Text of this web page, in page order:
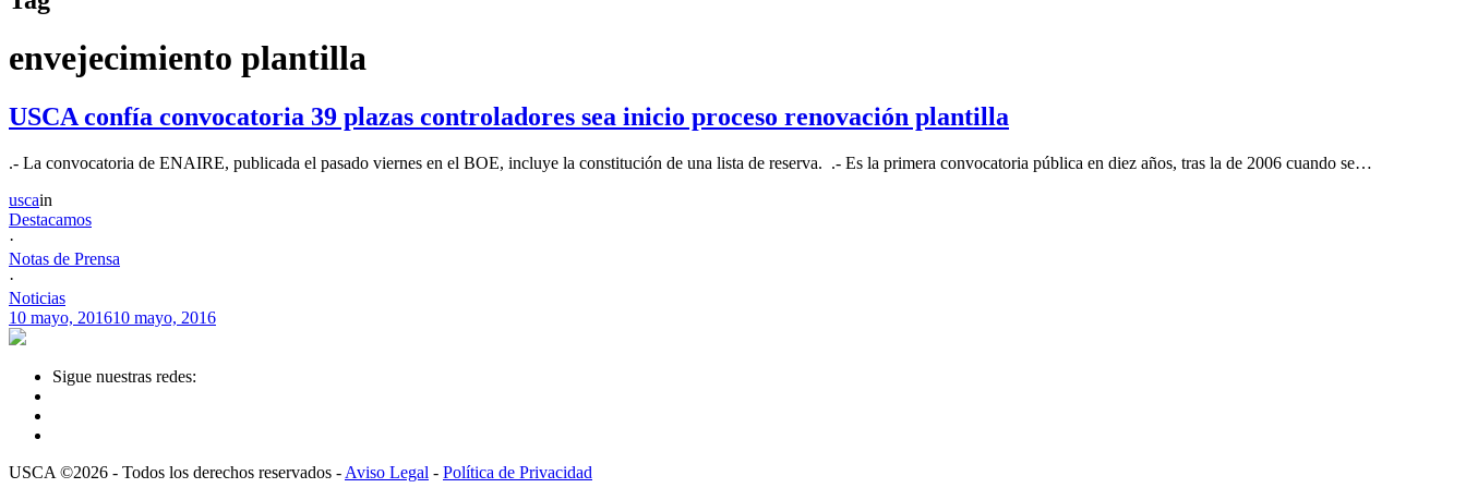
envejecimiento plantilla
USCA confía convocatoria 39 plazas controladores sea inicio proceso renovación plantilla
.- La convocatoria de ENAIRE, publicada el pasado viernes en el BOE, incluye la constitución de una lista de reserva. .- Es la primera convocatoria pública en diez años, tras la de 2006 cuando se…
uscain
Destacamos
·
Notas de Prensa
·
Noticias
10 mayo, 201610 mayo, 2016
Sigue nuestras redes:
USCA ©2026 - Todos los derechos reservados - Aviso Legal - Política de Privacidad